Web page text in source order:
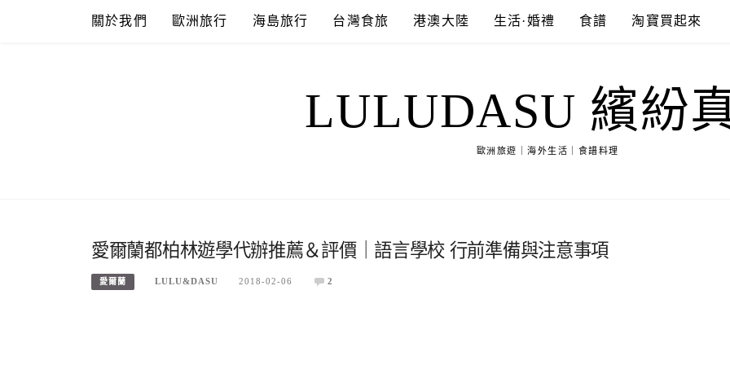
關於我們 歐洲旅行 海島旅行 台灣食旅 港澳大陸 生活·婚禮 食譜 淘寶買起來
LULUDASU 繽紛
歐洲旅遊｜海外生活｜食譜料理
愛爾蘭都柏林遊學代辦推薦＆評價｜語言學校 行前準備與注意事項
愛爾蘭 LULU&DASU 2018-02-06 2